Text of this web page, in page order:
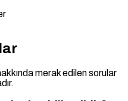
merak edilen sorular